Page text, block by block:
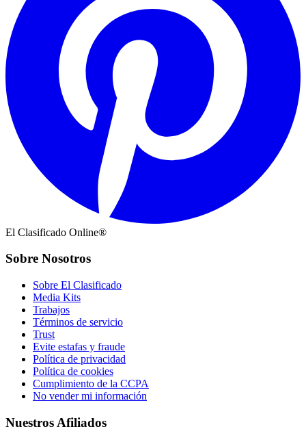
El Clasificado Online®
Sobre Nosotros
Sobre El Clasificado
Media Kits
Trabajos
Términos de servicio
Trust
Evite estafas y fraude
Política de privacidad
Política de cookies
Cumplimiento de la CCPA
No vender mi información
Nuestros Afiliados